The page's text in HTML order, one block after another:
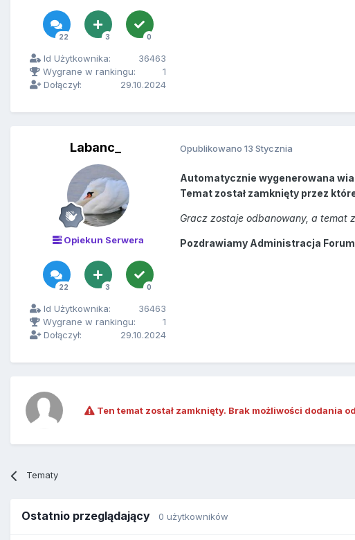
22 3 0
Id Użytkownika:
36463
Wygrane w rankingu:
1
Dołączył:
29.10.2024
Labanc_
Opiekun Serwera
22 3 0
Id Użytkownika:
36463
Wygrane w rankingu:
1
Dołączył:
29.10.2024
Opublikowano 13 Stycznia
Automatycznie wygenerowana
Temat został zamknięty przez
Gracz zostaje odbanowany, a temat
Pozdrawiamy Administracja
Ten temat został zamknięty. Brak możliwości dodania
Tematy
Ostatnio przeglądający 0 użytkowników